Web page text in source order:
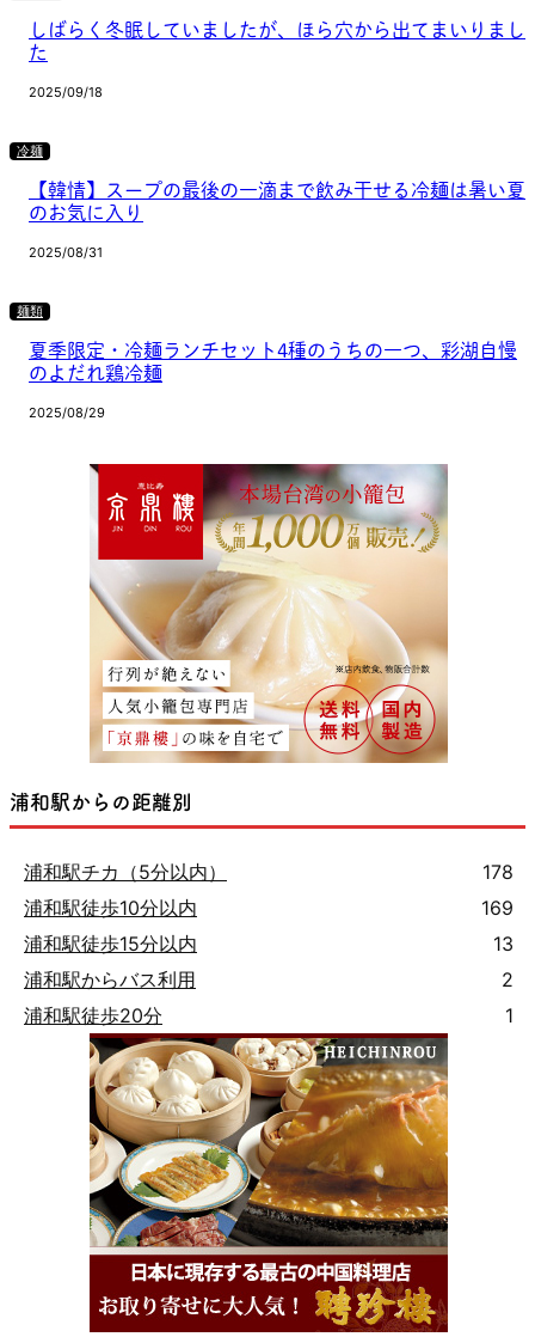
しばらく冬眠していましたが、ほら穴から出てまいりまし
た
2025/09/18
冷麺
【韓情】スープの最後の一滴まで飲み干せる冷麺は暑い夏
のお気に入り
2025/08/31
麺類
夏季限定・冷麺ランチセット4種のうちの一つ、彩湖自慢
のよだれ鶏冷麺
2025/08/29
浦和駅からの距離別
浦和駅チカ（5分以内）
178
浦和駅徒歩10分以内
169
浦和駅徒歩15分以内
13
浦和駅からバス利用
2
浦和駅徒歩20分
1